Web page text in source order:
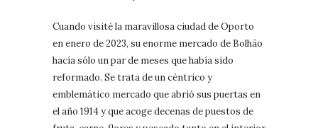
Cuando visité la maravillosa ciudad de Oporto
en enero de 2023, su enorme mercado de Bolhão
hacía sólo un par de meses que había sido
reformado. Se trata de un céntrico y
emblemático mercado que abrió sus puertas en
el año 1914 y que acoge decenas de puestos de